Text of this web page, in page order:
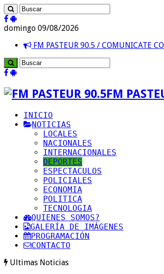
domingo 09/08/2026
FM PASTEUR 90.5 / COMUNICATE
FM
INICIO
NOTICIAS
LOCALES
NACIONALES
INTERNACIONALES
DEPORTES
ESPECTACULOS
POLICIALES
ECONOMIA
POLITICA
TECNOLOGIA
QUIENES SOMOS?
GALERÍA DE IMÁGENES
PROGRAMACIÓN
CONTACTO
Ultimas Noticias